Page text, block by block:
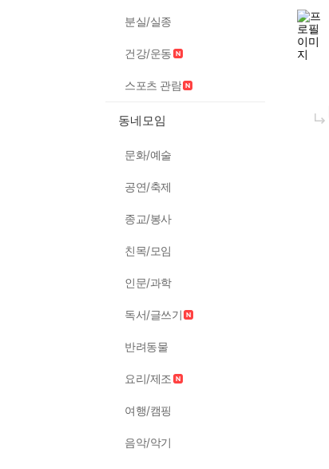
분실/실종
건강/운동
스포츠 관람
동네모임
문화/예술
공연/축제
종교/봉사
친목/모임
인문/과학
독서/글쓰기
반려동물
요리/제조
여행/캠핑
음악/악기